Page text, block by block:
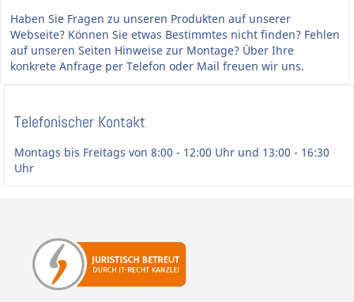
Haben Sie Fragen zu unseren Produkten auf unserer
Webseite? Können Sie etwas Bestimmtes nicht finden? Fehlen
auf unseren Seiten Hinweise zur Montage? Über Ihre
konkrete Anfrage per Telefon oder Mail freuen wir uns.
Telefonischer Kontakt
Montags bis Freitags von 8:00 - 12:00 Uhr und 13:00 - 16:30
Uhr